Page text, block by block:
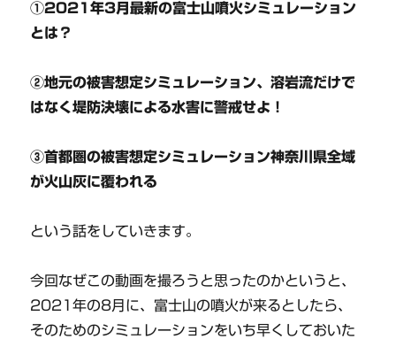
①2021年3月最新の富士山噴火シミュレーション
とは？
②地元の被害想定シミュレーション、溶岩流だけで
はなく堤防決壊による水害に警戒せよ！
③首都圏の被害想定シミュレーション神奈川県全域
が火山灰に覆われる
という話をしていきます。
今回なぜこの動画を撮ろうと思ったのかというと、
2021年の8月に、富士山の噴火が来るとしたら、
そのためのシミュレーションをいち早くしておいた